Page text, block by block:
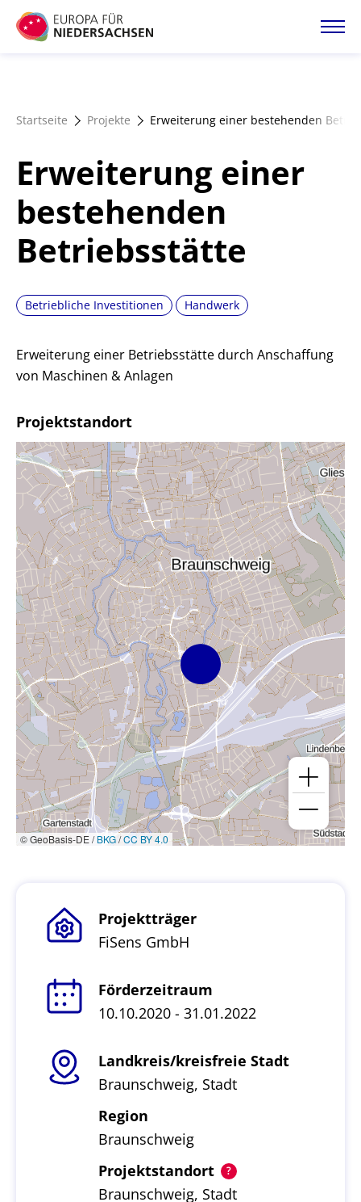
Direkt
zum
Förderangebote
Magazin
Startseite Projekte Erweiterung einer bestehenden
Erweiterung einer
bestehenden
Betriebsstätte
Betriebliche Investitionen Handwerk
Erweiterung einer Betriebsstätte durch Anschaffung
von Maschinen & Anlagen
Projektstandort
© GeoBasis-DE /BKG/CC BY 4.0
Projektträger
FiSens GmbH
Förderzeitraum
10.10.2020 - 31.01.2022
Landkreis/kreisfreie Stadt
Braunschweig, Stadt
Region
Braunschweig
Projektstandort
Braunschweig, Stadt